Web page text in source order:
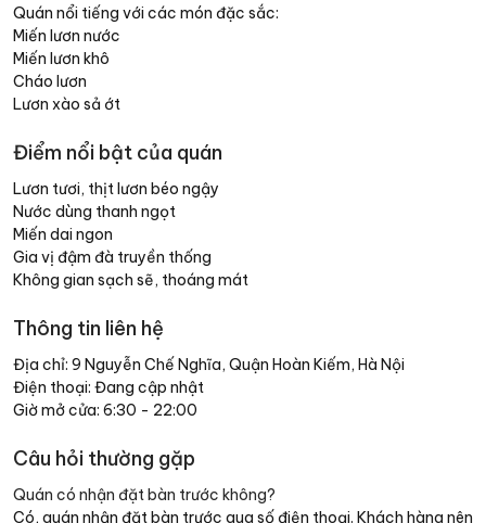
Quán nổi tiếng với các món đặc sắc:
Miến lươn nước
Miến lươn khô
Cháo lươn
Lươn xào sả ớt
Điểm nổi bật của quán
Lươn tươi, thịt lươn béo ngậy
Nước dùng thanh ngọt
Miến dai ngon
Gia vị đậm đà truyền thống
Không gian sạch sẽ, thoáng mát
Thông tin liên hệ
Địa chỉ: 9 Nguyễn Chế Nghĩa, Quận Hoàn Kiếm, Hà Nội
Điện thoại: Đang cập nhật
Giờ mở cửa: 6:30 - 22:00
Câu hỏi thường gặp
Quán có nhận đặt bàn trước không?
Có, quán nhận đặt bàn trước qua số điện thoại. Khách hàng nên